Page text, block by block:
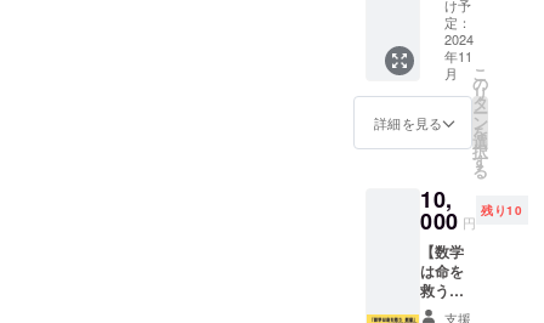
（税
込） ※
ご招待
は1名様
分とな
す。ご
家族ご
別途1名
様分の
参加費
がかか
りま
す。 ※
究内容
とオン
ライン
で30分
程度意
見交換
間＞ オ
ンライ
交換
約30
分 1回
（有効
策）
３コマ
分授業
券コー
ス】 感
謝の気
持ちを
地個別
指導塾
の数学
授業
（高
校、大
学受験
け予
定：
2024
年11
月
詳細を見る
こ
の
リ
タ
ー
ン
を
選
択
す
る
10,
000 円
残り10
【数学
は命を
救う教
室 5日
支援